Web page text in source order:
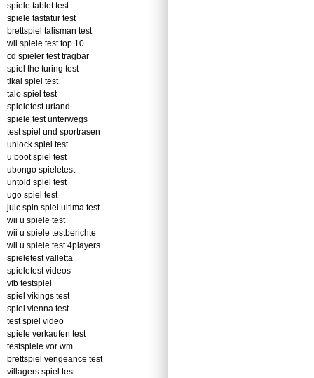
spiele tablet test
spiele tastatur test
brettspiel talisman test
wii spiele test top 10
cd spieler test tragbar
spiel the turing test
tikal spiel test
talo spiel test
spieletest urland
spiele test unterwegs
test spiel und sportrasen
unlock spiel test
u boot spiel test
ubongo spieletest
untold spiel test
ugo spiel test
juic spin spiel ultima test
wii u spiele test
wii u spiele testberichte
wii u spiele test 4players
spieletest valletta
spieletest videos
vfb testspiel
spiel vikings test
spiel vienna test
test spiel video
spiele verkaufen test
testspiele vor wm
brettspiel vengeance test
villagers spiel test